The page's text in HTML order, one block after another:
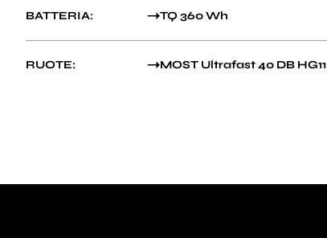
BATTERIA: TQ 360 Wh
RUOTE: MOST Ultrafast 40 DB HG11